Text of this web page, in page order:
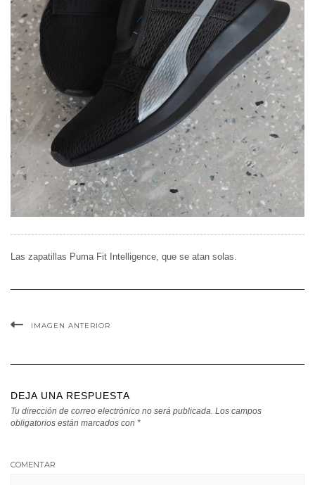
Las zapatillas Puma Fit Intelligence, que se atan solas.
IMAGEN ANTERIOR
DEJA UNA RESPUESTA
Tu dirección de correo electrónico no será publicada. Los campos
obligatorios están marcados con *
COMENTAR